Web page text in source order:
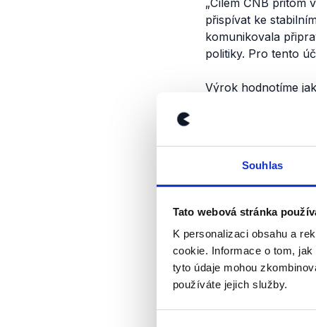
Souhlas
Tato webová stránka
K personalizaci obsahu a
cookie. Informace o tom,
tyto údaje mohou
používáte jejich služby.
„Cílem ČNB přitom
přispívat ke
komunikovala
politiky. Pro tento
Výrok hodnotíme